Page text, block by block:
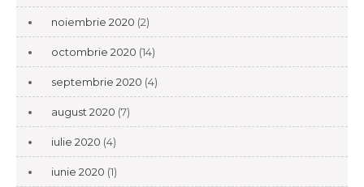
noiembrie 2020 (2)
octombrie 2020 (14)
septembrie 2020 (4)
august 2020 (7)
iulie 2020 (4)
iunie 2020 (1)